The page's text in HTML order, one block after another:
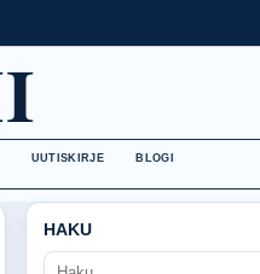
UUTISKIRJE BLOGI
HAKU